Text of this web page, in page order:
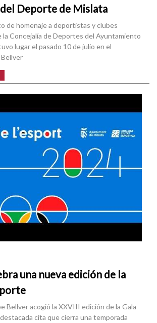
Deporte de Mislata
de homenaje a deportistas y clubes
la Concejalía de Deportes del Ayuntamiento
lugar el pasado 10 de julio en el
una nueva edición de la
Bellver acogió la XXVIII edición de la Gala
cita que cierra una temporada